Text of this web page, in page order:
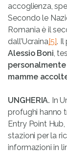
accoglienza,
Secondo le
Romania è il
dall’Ucraina[5]. Il
Alessio Boni,
mamme
UNGHERIA. In
profughi hanno
Entry Point
stazioni per la
informazioni in